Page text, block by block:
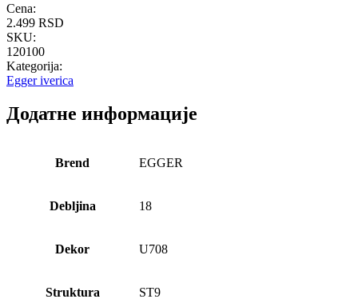
Cena:
2.499 RSD
SKU:
120100
Kategorija:
Egger iverica
Додатне информације
Brend EGGER
Debljina 18
Dekor U708
Struktura ST9